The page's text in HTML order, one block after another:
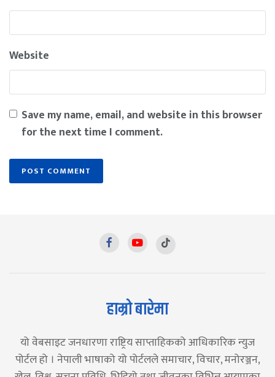
Website
Save my name, email, and website in this browser
for the next time I comment.
हाम्रो बारेमा
यो वेबसाइट जनधारणा राष्ट्रिय साप्ताहिकको आधिकारिक न्युज
पोर्टल हो । नेपाली भाषाको यो पोर्टलले समाचार, विचार, मनोरञ्जन,